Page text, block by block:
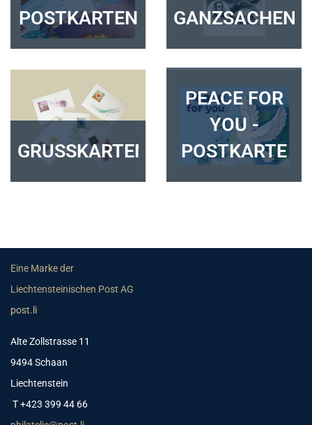
POSTKARTEN
GANZSACHEN
GRUSSKARTEN
PEACE FOR
YOU -
POSTKARTE
Eine Marke der
Liechtensteinischen Post AG
post.li
Alte Zollstrasse 11
9494 Schaan
Liechtenstein
T +423 399 44 66